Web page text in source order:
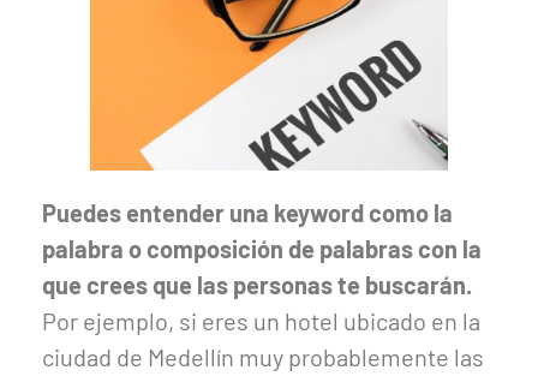
Puedes entender una keyword como la
palabra o composición de palabras con la
que crees que las personas te buscarán.
Por ejemplo, si eres un hotel ubicado en la
ciudad de Medellín muy probablemente las